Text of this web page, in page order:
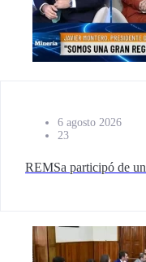
6 agosto 2026
23
REMSa participó de